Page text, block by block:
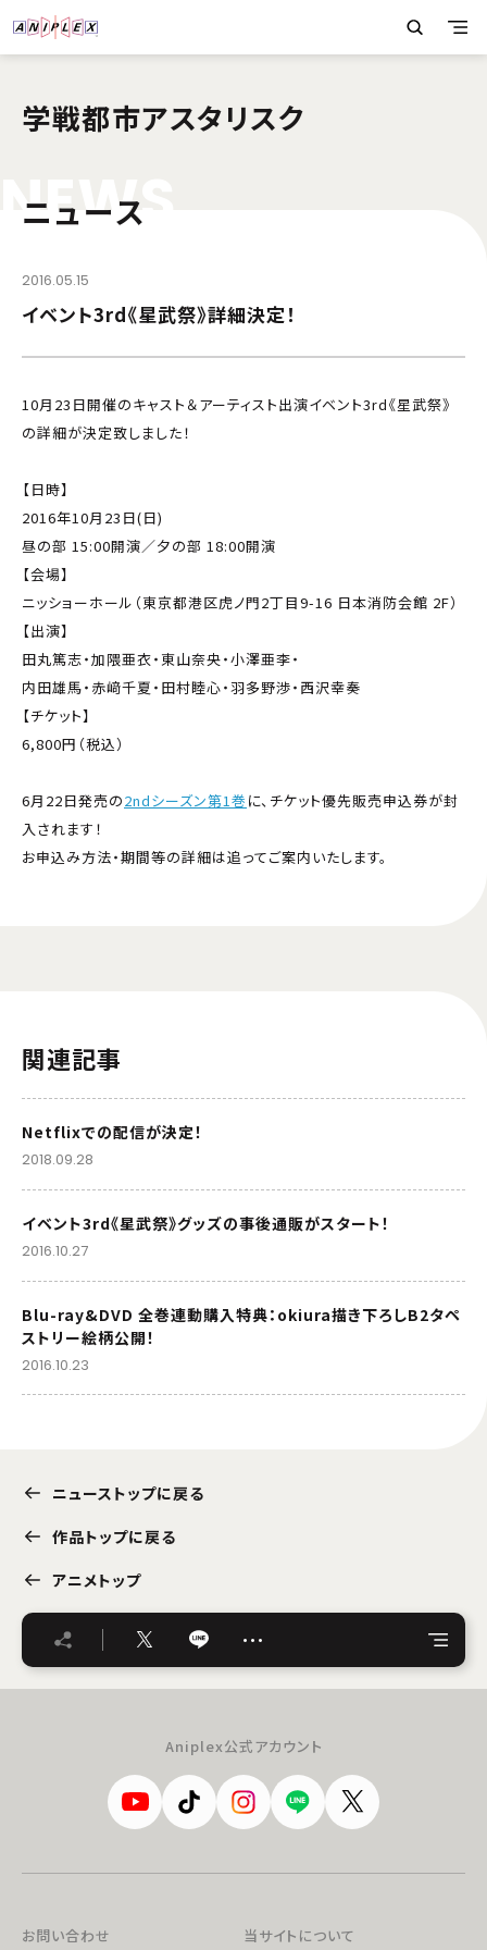
学戦都市アスタリスク
NEWS
ニュース
2016.05.15
イベント3rd《星武祭》詳細決定！
10月23日開催のキャスト＆アーティスト出演イベント3rd《星武祭》
の詳細が決定致しました！
【日時】
2016年10月23日(日)
昼の部 15:00開演／夕の部 18:00開演
【会場】
ニッショーホール（東京都港区虎ノ門2丁目9-16 日本消防会館 2F）
【出演】
田丸篤志・加隈亜衣・東山奈央・小澤亜李・
内田雄馬・赤﨑千夏・田村睦心・羽多野渉・西沢幸奏
【チケット】
6,800円（税込）
6月22日発売の2ndシーズン第1巻 に、チケット優先販売申込券が封
入されます！
お申込み方法・期間等の詳細は追ってご案内いたします。
関連記事
Netflixでの配信が決定！
2018.09.28
イベント3rd《星武祭》グッズの事後通販がスタート！
2016.10.27
Blu-ray&DVD 全巻連動購入特典：okiura描き下ろしB2タペ
ストリー絵柄公開！
2016.10.23
ニューストップに戻る
作品トップに戻る
アニメトップ
…
Aniplex公式アカウント
お問い合わせ 当サイトについて